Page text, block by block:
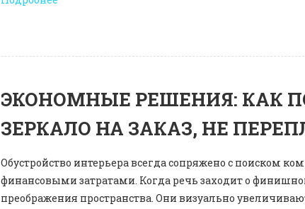
ЭКОНОМНЫЕ РЕШЕНИЯ: КАК
ЗЕРКАЛО НА ЗАКАЗ, НЕ
Обустройство интерьера всегда сопряжено с поиском
финансовыми затратами. Когда речь заходит о
преображения пространства. Они визуально